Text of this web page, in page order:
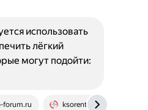
forum.ru ksorento.autoservice-km.ru
использовать
лёгкий
могут подойти: